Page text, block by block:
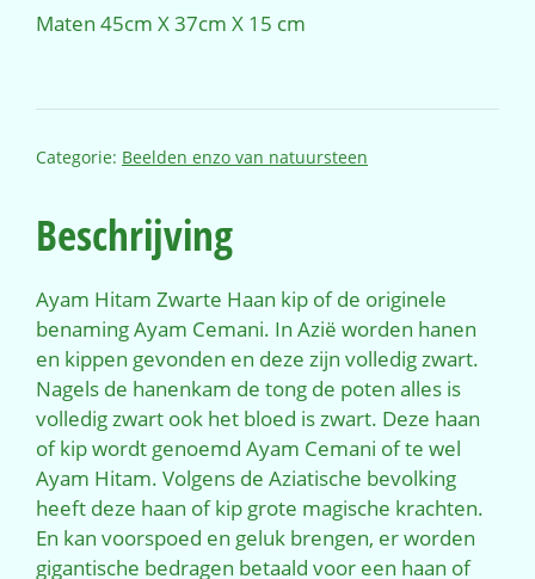
Maten 45cm X 37cm X 15 cm
Categorie: Beelden enzo van natuursteen
Beschrijving
Ayam Hitam Zwarte Haan kip of de originele
benaming Ayam Cemani. In Azië worden hanen
en kippen gevonden en deze zijn volledig zwart.
Nagels de hanenkam de tong de poten alles is
volledig zwart ook het bloed is zwart. Deze haan
of kip wordt genoemd Ayam Cemani of te wel
Ayam Hitam. Volgens de Aziatische bevolking
heeft deze haan of kip grote magische krachten.
En kan voorspoed en geluk brengen, er worden
gigantische bedragen betaald voor een haan of